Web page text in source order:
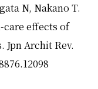
N, Nakano T.
care effects of
Archit Rev.